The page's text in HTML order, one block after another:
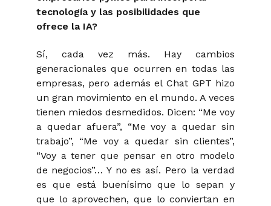
tecnología y las posibilidades que
ofrece la IA?
Sí, cada vez más. Hay cambios
generacionales que ocurren en todas las
empresas, pero además el Chat GPT hizo
un gran movimiento en el mundo. A veces
tienen miedos desmedidos. Dicen: “Me voy
a quedar afuera”, “Me voy a quedar sin
trabajo”, “Me voy a quedar sin clientes”,
“Voy a tener que pensar en otro modelo
de negocios”… Y no es así. Pero la verdad
es que está buenísimo que lo sepan y
que lo aprovechen, que lo conviertan en